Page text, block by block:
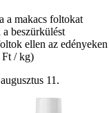
a makacs foltokat
beszürkülést
ellen az edényeken
Ft / kg)
11.